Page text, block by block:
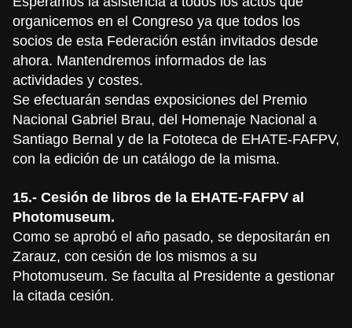
organicemos en el Congreso ya que todos los
socios de esta Federación están invitados desde
ahora. Mantendremos informados de las
actividades y costes.
Se efectuarán sendas exposiciones del Premio
Nacional Gabriel Brau, del Homenaje Nacional a
Santiago Bernal y de la Fototeca de EHATE-FAFPV,
con la edición de un catálogo de la misma.
15.- Cesión de libros de la EHATE-FAFPV al
Photomuseum.
Como se aprobó el año pasado, se depositarán en
Zarauz, con cesión de los mismos a su
Photomuseum. Se faculta al Presidente a gestionar
la citada cesión.